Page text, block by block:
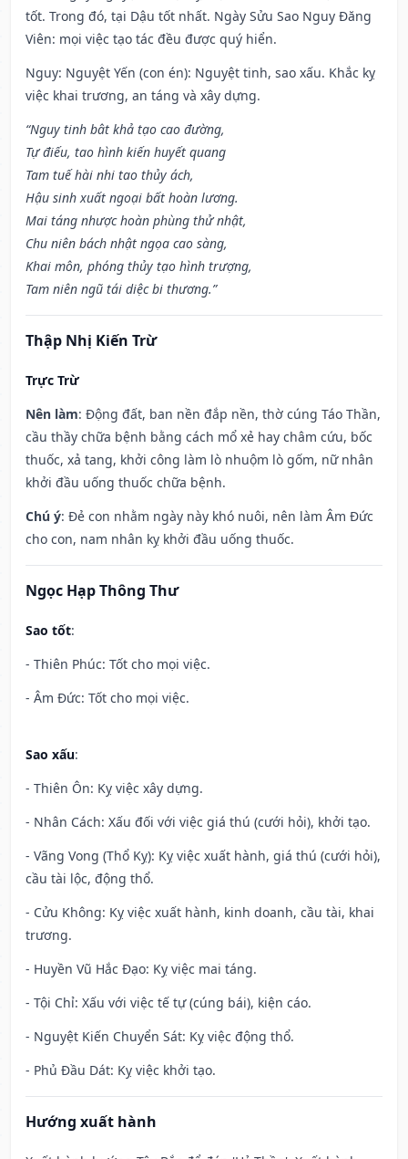
tốt. Trong đó, tại Dậu tốt nhất. Ngày Sửu Sao Nguy Đăng
Viên: mọi việc tạo tác đều được quý hiển.
Nguy: Nguyệt Yến (con én): Nguyệt tinh, sao xấu. Khắc kỵ
việc khai trương, an táng và xây dựng.
“Nguy tinh bât khả tạo cao đường,
Tự điếu, tao hình kiến huyết quang
Tam tuế hài nhi tao thủy ách,
Hậu sinh xuất ngoại bất hoàn lương.
Mai táng nhược hoàn phùng thử nhật,
Chu niên bách nhật ngọa cao sàng,
Khai môn, phóng thủy tạo hình trượng,
Tam niên ngũ tái diệc bi thương.”
Thập Nhị Kiến Trừ
Trực Trừ
Nên làm: Động đất, ban nền đắp nền, thờ cúng Táo Thần,
cầu thầy chữa bệnh bằng cách mổ xẻ hay châm cứu, bốc
thuốc, xả tang, khởi công làm lò nhuộm lò gốm, nữ nhân
khởi đầu uống thuốc chữa bệnh.
Chú ý: Đẻ con nhằm ngày này khó nuôi, nên làm Âm Đức
cho con, nam nhân kỵ khởi đầu uống thuốc.
Ngọc Hạp Thông Thư
Sao tốt:
- Thiên Phúc: Tốt cho mọi việc.
- Âm Đức: Tốt cho mọi việc.
Sao xấu:
- Thiên Ôn: Kỵ việc xây dựng.
- Nhân Cách: Xấu đối với việc giá thú (cưới hỏi), khởi tạo.
- Vãng Vong (Thổ Kỵ): Kỵ việc xuất hành, giá thú (cưới hỏi),
cầu tài lộc, động thổ.
- Cửu Không: Kỵ việc xuất hành, kinh doanh, cầu tài, khai
trương.
- Huyền Vũ Hắc Đạo: Kỵ việc mai táng.
- Tội Chỉ: Xấu với việc tế tự (cúng bái), kiện cáo.
- Nguyệt Kiến Chuyển Sát: Kỵ việc động thổ.
- Phủ Đầu Dát: Kỵ việc khởi tạo.
Hướng xuất hành